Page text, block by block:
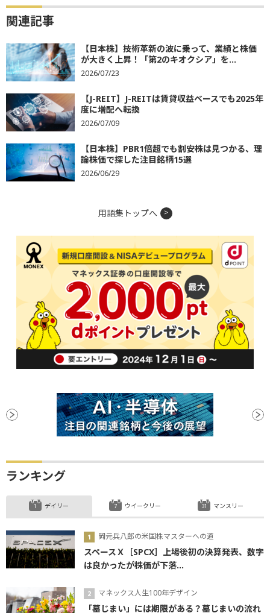
関連記事
【日本株】技術革新の波に乗って、業績と株価
が大きく上昇！「第2のキオクシア」を...
2026/07/23
【J-REIT】J-REITは賃貸収益ベースでも2025年
度に増配へ転換
2026/07/09
【日本株】PBR1倍超でも割安株は見つかる、理
論株価で探した注目銘柄15選
2026/06/29
用語集トップへ
ランキング
デイリー
岡元兵八郎の米国株マスターへの道
スペースＸ［SPCX］上場後初の決算発表、数字
は良かったが株価が下落...
マネックス人生100年デザイン
「墓じまい」には期限がある？墓じまいの流れ
ウイークリー マンスリー